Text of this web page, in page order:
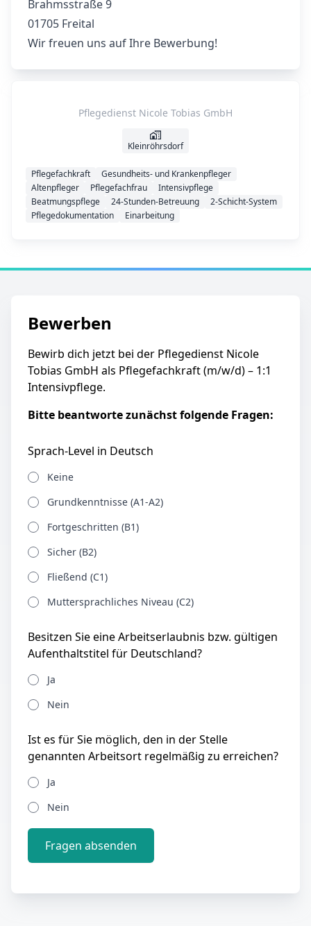
Brahmsstraße 9
01705 Freital
Wir freuen uns auf Ihre Bewerbung!
Pflegedienst Nicole Tobias GmbH
Kleinröhrsdorf
Pflegefachkraft
Gesundheits- und Krankenpfleger
Altenpfleger
Pflegefachfrau
Intensivpflege
Beatmungspflege
24-Stunden-Betreuung
2-Schicht-System
Pflegedokumentation
Einarbeitung
Bewerben
Bewirb dich jetzt bei der Pflegedienst Nicole
Tobias GmbH als Pflegefachkraft (m/w/d) – 1:1
Intensivpflege.
Bitte beantworte zunächst folgende Fragen:
Sprach-Level in Deutsch
Keine
Grundkenntnisse (A1-A2)
Fortgeschritten (B1)
Sicher (B2)
Fließend (C1)
Muttersprachliches Niveau (C2)
Besitzen Sie eine Arbeitserlaubnis bzw. gültigen
Aufenthaltstitel für Deutschland?
Ja
Nein
Ist es für Sie möglich, den in der Stelle
genannten Arbeitsort regelmäßig zu erreichen?
Ja
Nein
Fragen absenden